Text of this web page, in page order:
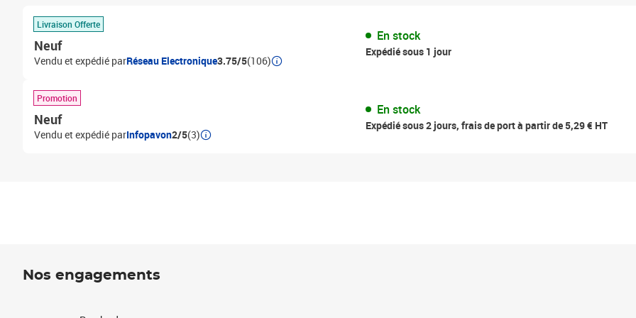
Livraison Offerte
Neuf
Vendu et expédié parRéseau Electronique3.75/5(106)
En stock
Expédié sous 1 jour
Promotion
Neuf
Vendu et expédié parInfopavon2/5(3)
En stock
Expédié sous 2 jours, frais de port à partir de 5,29 € HT
Nos engagements